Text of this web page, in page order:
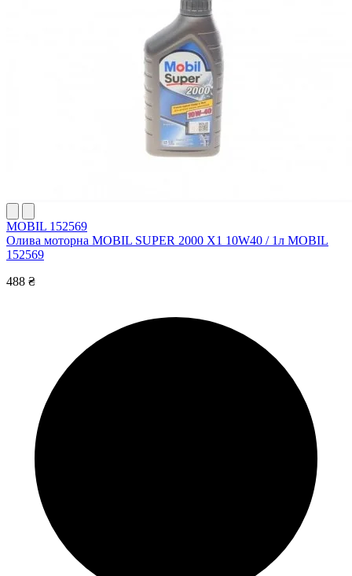
MOBIL 152569
Олива моторна MOBIL SUPER 2000 Х1 10W40 / 1л MOBIL
152569
488 ₴